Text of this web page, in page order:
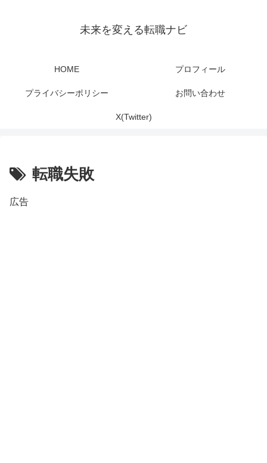
未来を変える転職ナビ
HOME プロフィール
プライバシーポリシー お問い合わせ
X(Twitter)
転職失敗
広告